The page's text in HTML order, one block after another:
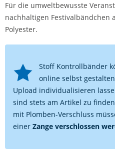
Für die umweltbewusste
nachhaltigen Festivalbändchen
Polyester.
Stoff Kontrollbänder
online selbst
Upload individualisieren
sind stets am Artikel zu
mit Plomben-Verschluss
einer Zange verschlossen